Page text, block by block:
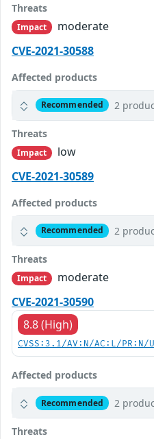
Threats
Impact
moderate
CVE-2021-30588
Affected products
Recommended 2
Threats
Impact
low
CVE-2021-30589
Affected products
Recommended 2
Threats
Impact
moderate
CVE-2021-30590
8.8 (High)
CVSS:3.1/AV:N/AC:L/
Affected products
Recommended 2
Threats